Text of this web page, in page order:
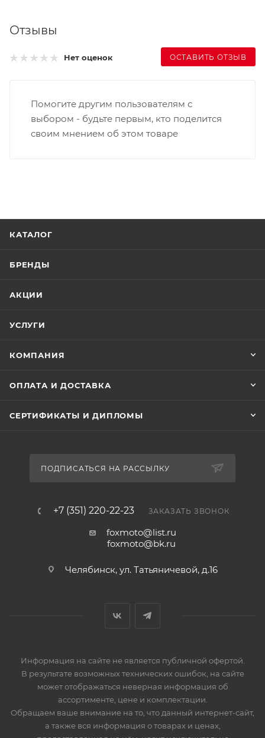
Отзывы
Нет оценок ОСТАВИТЬ ОТЗЫВ
Помогите другим пользователям с
выбором - будьте первым, кто поделится
своим мнением об этом товаре
КАТАЛОГ
БРЕНДЫ
АКЦИИ
УСЛУГИ
КОМПАНИЯ
ОПЛАТА И ДОСТАВКА
СЕРТИФИКАТЫ И ДИПЛОМЫ
ПОДПИСАТЬСЯ НА РАССЫЛКУ
+7 (351) 220-22-23 ЗАКАЗАТЬ ЗВОНОК
foxmoto@list.ru
foxmoto@bk.ru
Челябинск, ул. Татьяничевой, д.16
Информация на сайте не является публичной офертой.
В результате возможных технических ошибок, на сайте
может отображаться неверная информация об
ассортименте, цене и комплектации.
Обращаем ваше внимание на то, что данный интернет-сайт,
а также вся информация о товарах и ценах,